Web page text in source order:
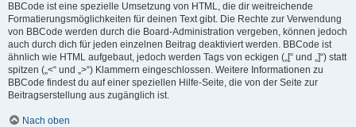
BBCode ist eine spezielle Umsetzung von HTML, die dir weitreichende
Formatierungsmöglichkeiten für deinen Text gibt. Die Rechte zur Verwendung
von BBCode werden durch die Board-Administration vergeben, können jedoch
auch durch dich für jeden einzelnen Beitrag deaktiviert werden. BBCode ist
ähnlich wie HTML aufgebaut, jedoch werden Tags von eckigen („[“ und „]“) statt
spitzen („<“ und „>“) Klammern eingeschlossen. Weitere Informationen zu
BBCode findest du auf einer speziellen Hilfe-Seite, die von der Seite zur
Beitragserstellung aus zugänglich ist.
Nach oben